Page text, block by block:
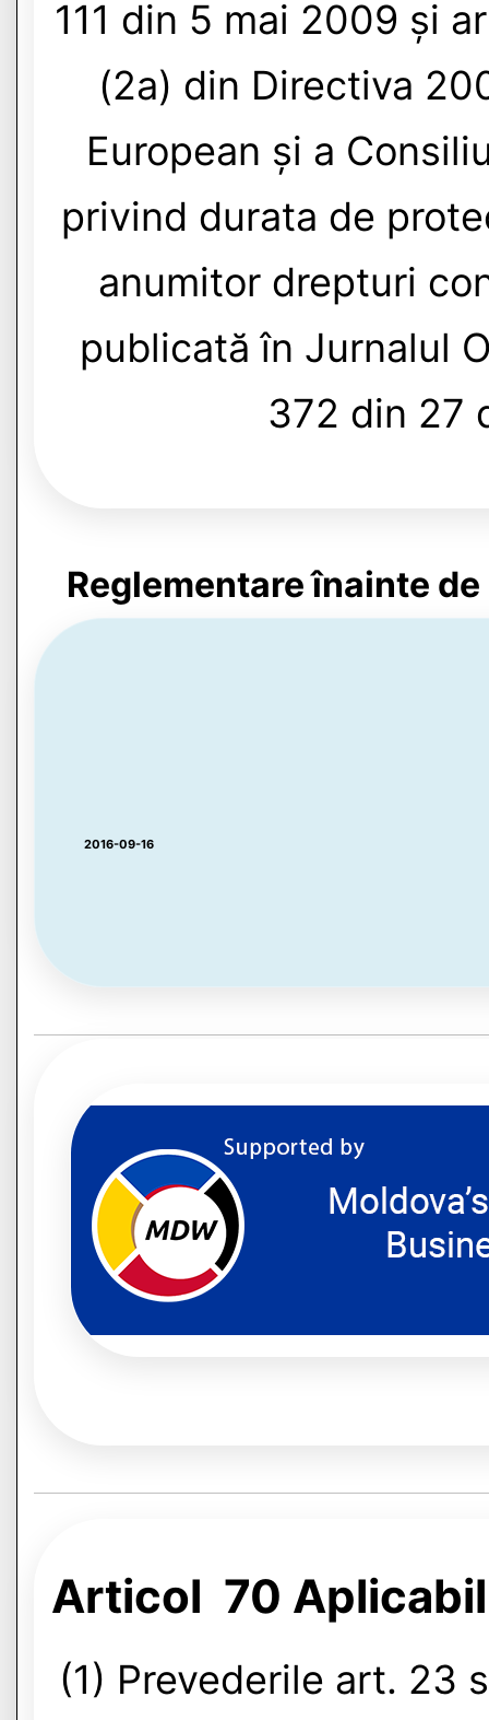
111 din 5 mai 2009 și
(2a) din Directiva
European și a
privind durata de
anumitor drepturi
publicată în Jurnalul
372 din 27
Reglementare înainte
2016-09-16
Articol 70
(1) Prevederile art. 23